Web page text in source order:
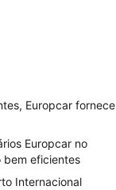
Europcar fornece
Europcar no
bem eficientes
Internacional